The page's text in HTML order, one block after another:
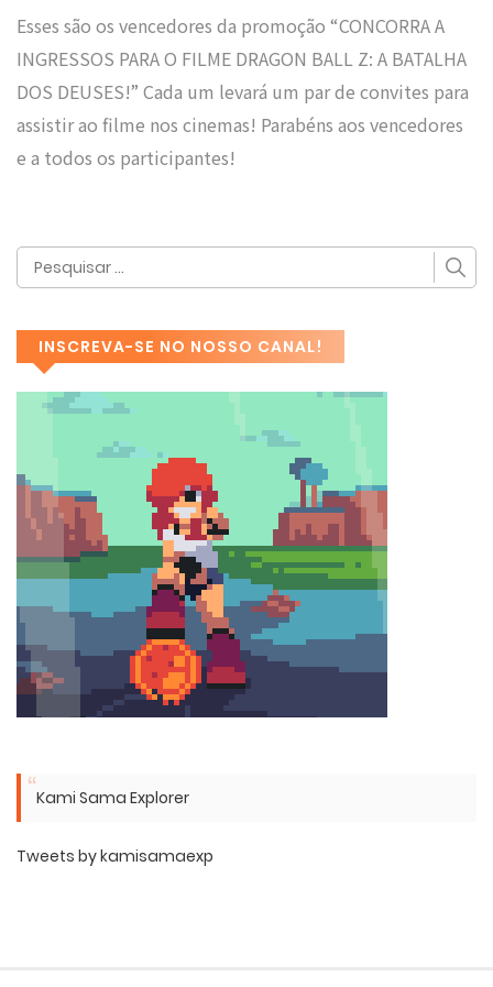
Esses são os vencedores da promoção “CONCORRA A
INGRESSOS PARA O FILME DRAGON BALL Z: A BATALHA
DOS DEUSES!” Cada um levará um par de convites para
assistir ao filme nos cinemas! Parabéns aos vencedores
e a todos os participantes!
INSCREVA-SE NO NOSSO CANAL!
Kami Sama Explorer
Tweets by kamisamaexp